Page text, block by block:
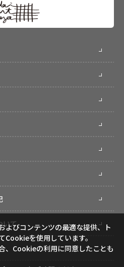
いて
よびコンテンツの最適な提供、ト
Cookieを使用しています。
、Cookieの利用に同意したことも